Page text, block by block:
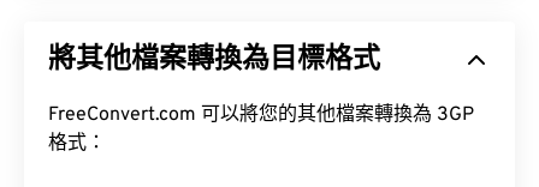
如何開啟 WMV 檔案？
大多數媒體播放器都可以開啟和讀取 WMV（和
ASF）檔案。
全球行動通訊系統 (GSM) 標準。
將其他檔案轉換為目標格式
FreeConvert.com 可以將您的其他檔案轉換為 3GP
格式：